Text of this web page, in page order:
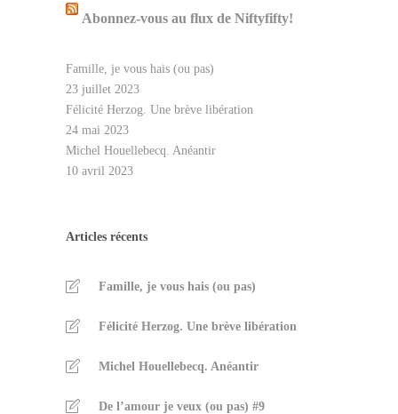
Abonnez-vous au flux de Niftyfifty!
Famille, je vous hais (ou pas)
23 juillet 2023
Félicité Herzog. Une brève libération
24 mai 2023
Michel Houellebecq. Anéantir
10 avril 2023
Articles récents
Famille, je vous hais (ou pas)
Félicité Herzog. Une brève libération
Michel Houellebecq. Anéantir
De l’amour je veux (ou pas) #9